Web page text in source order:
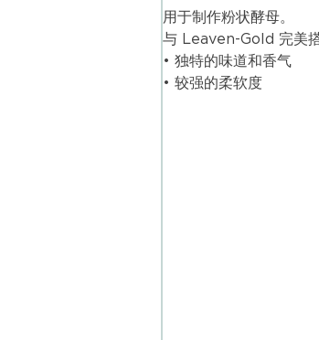
用于制作粉状酵母。
与 Leaven-Gold 完美搭
• 独特的味道和香气
• 较强的柔软度